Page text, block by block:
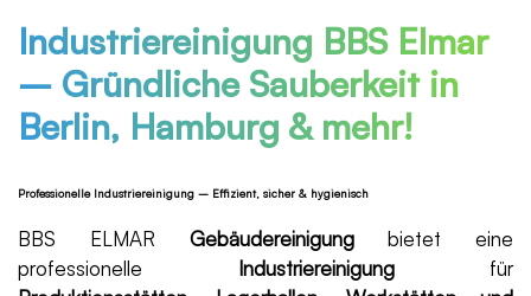
Industriereinigung BBS Elmar
– Gründliche Sauberkeit in
Berlin, Hamburg & mehr!
Professionelle Industriereinigung – Effizient, sicher & hygienisch
BBS ELMAR Gebäudereinigungbietet eine
professionelle
Industriereinigungfür